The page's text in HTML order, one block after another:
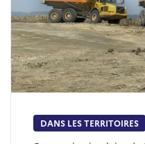
DANS LES TERRITOIRES